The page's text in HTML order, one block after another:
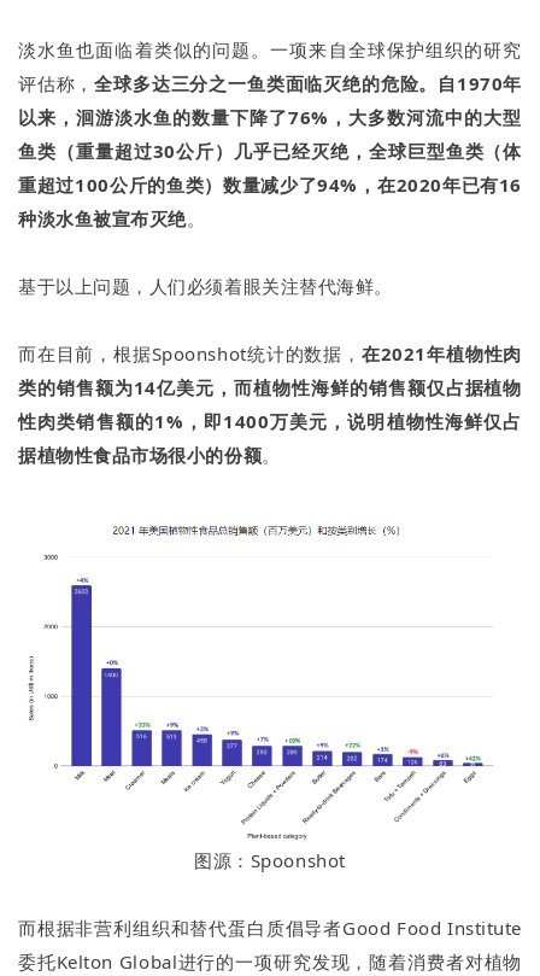
淡水鱼也面临着类似的问题。一项来自全球保护组织的研究
评估称，全球多达三分之一鱼类面临灭绝的危险。自1970年
以来，洄游淡水鱼的数量下降了76%，大多数河流中的大型
鱼类（重量超过30公斤）几乎已经灭绝，全球巨型鱼类（体
重超过100公斤的鱼类）数量减少了94%，在2020年已有16
种淡水鱼被宣布灭绝。
基于以上问题，人们必须着眼关注替代海鲜。
而在目前，根据Spoonshot统计的数据， 在2021年植物性肉
类的销售额为14亿美元，而植物性海鲜的销售额仅占据植物
性肉类销售额的1%，即1400万美元，说明植物性海鲜仅占
据植物性食品市场很小的份额。
图源：Spoonshot
而根据非营利组织和替代蛋白质倡导者Good Food Institute
委托Kelton Global进行的一项研究发现，随着消费者对植物